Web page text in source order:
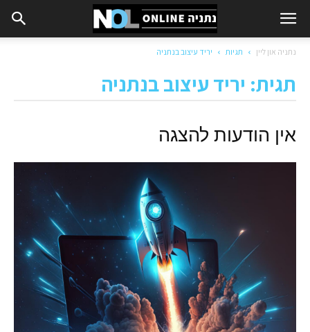
נתניה און ליין תגיות יריד עיצוב בנתניה
תגית: יריד עיצוב בנתניה
אין הודעות להצגה